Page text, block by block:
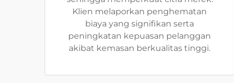
Klien melaporkan penghematan
biaya yang signifikan serta
peningkatan kepuasan pelanggan
akibat kemasan berkualitas tinggi.